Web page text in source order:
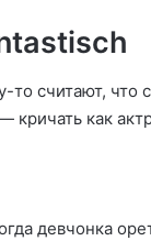
то считают, что
кричать как
девчонка